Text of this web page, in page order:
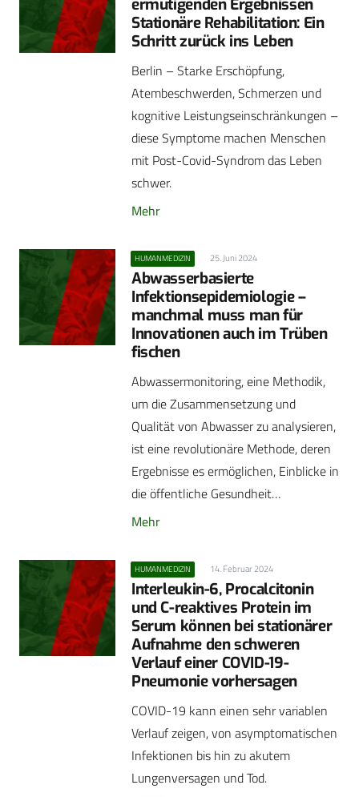
ermutigenden Ergebnissen
Stationäre Rehabilitation: Ein
Schritt zurück ins Leben
Berlin – Starke Erschöpfung,
Atembeschwerden, Schmerzen und
kognitive Leistungseinschränkungen –
diese Symptome machen Menschen
mit Post-Covid-Syndrom das Leben
schwer.
Mehr
HUMANMEDIZIN 25. Juni 2024
Abwasserbasierte
Infektionsepidemiologie –
manchmal muss man für
Innovationen auch im Trüben
fischen
Abwassermonitoring, eine Methodik,
um die Zusammensetzung und
Qualität von Abwasser zu analysieren,
ist eine revolutionäre Methode, deren
Ergebnisse es ermöglichen, Einblicke in
die öffentliche Gesundheit…
Mehr
HUMANMEDIZIN 14. Februar 2024
Interleukin-6, Procalcitonin
und C-reaktives Protein im
Serum können bei stationärer
Aufnahme den schweren
Verlauf einer COVID-19-
Pneumonie vorhersagen
COVID-19 kann einen sehr variablen
Verlauf zeigen, von asymptomatischen
Infektionen bis hin zu akutem
Lungenversagen und Tod.